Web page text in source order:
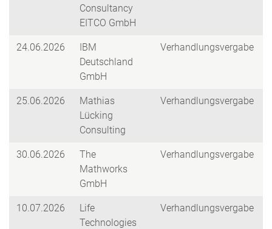
Consultancy
EITCO GmbH
24.06.2026
IBM
Deutschland
GmbH
Verhandlungsvergabe
25.06.2026
Mathias
Lücking
Consulting
Verhandlungsvergabe
30.06.2026
The
Mathworks
GmbH
Verhandlungsvergabe
10.07.2026
Life
Technologies
Verhandlungsvergabe